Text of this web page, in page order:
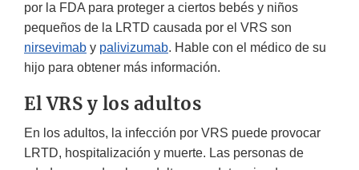
por la FDA para proteger a ciertos bebés y niños
pequeños de la LRTD causada por el VRS son
nirsevimab y palivizumab. Hable con el médico de su
hijo para obtener más información.
El VRS y los adultos
En los adultos, la infección por VRS puede provocar
LRTD, hospitalización y muerte. Las personas de